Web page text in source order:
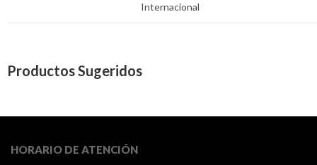
Internacional
Productos Sugeridos
HORARIO DE ATENCIÓN